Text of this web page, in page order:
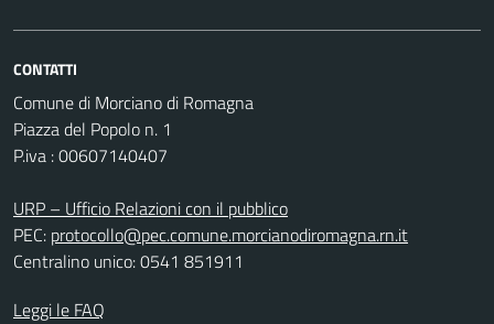
CONTATTI
Comune di Morciano di Romagna
Piazza del Popolo n. 1
P.iva : 00607140407
URP – Ufficio Relazioni con il pubblico
PEC: protocollo@pec.comune.morcianodiromagna.rn.it
Centralino unico: 0541 851911
Leggi le FAQ